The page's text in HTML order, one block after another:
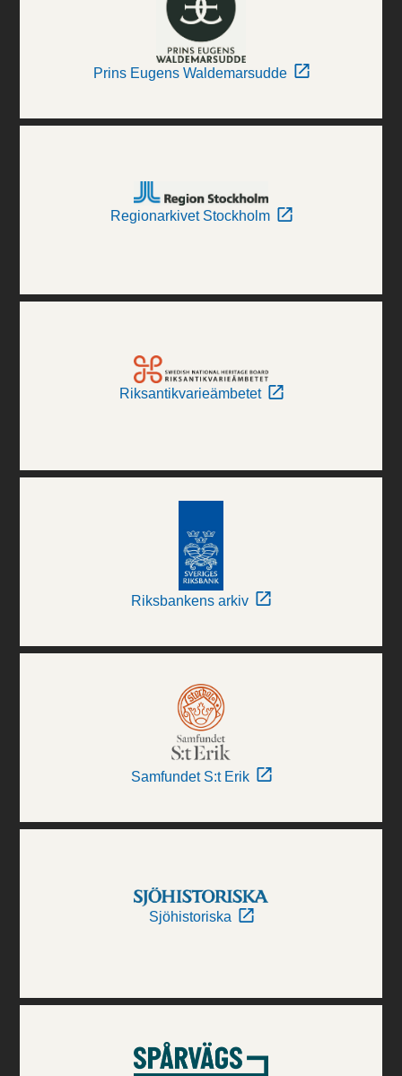
Prins Eugens Waldemarsudde
Regionarkivet Stockholm
Riksantikvarieämbetet
Riksbankens arkiv
Samfundet S:t Erik
Sjöhistoriska